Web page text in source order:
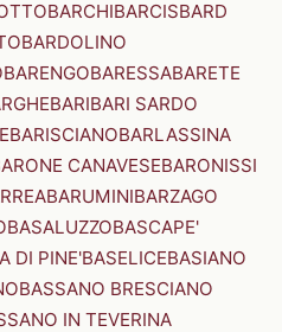
BARCHIBARCISBARD
BARDOLINO
BARENGOBARESSABARETE
BARIBARI SARDO
BARISCIANOBARLASSINA
CANAVESEBARONISSI
BARUMINIBARZAGO
BASALUZZOBASCAPE'
DI PINE'BASELICEBASIANO
BASSANO BRESCIANO
IN TEVERINA